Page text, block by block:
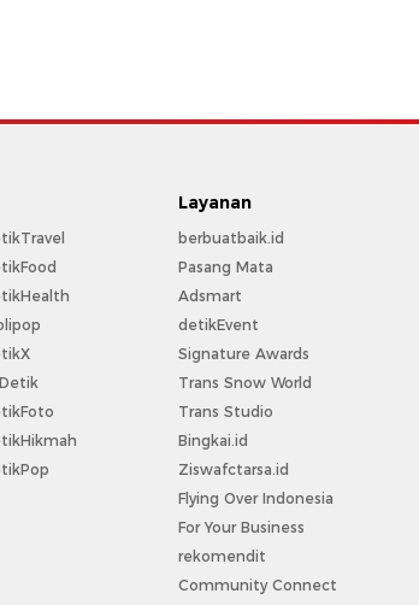
Layanan
berbuatbaik.id
Pasang Mata
Adsmart
detikEvent
Signature Awards
Trans Snow World
Trans Studio
Bingkai.id
Ziswafctarsa.id
Flying Over Indonesia
For Your Business
rekomendit
Community Connect